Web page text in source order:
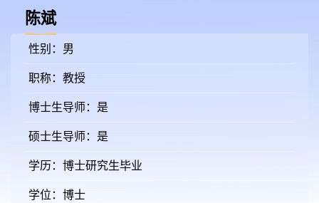
陈斌
性别：男
职称：教授
博士生导师：是
硕士生导师：是
学历：博士研究生毕业
学位：博士